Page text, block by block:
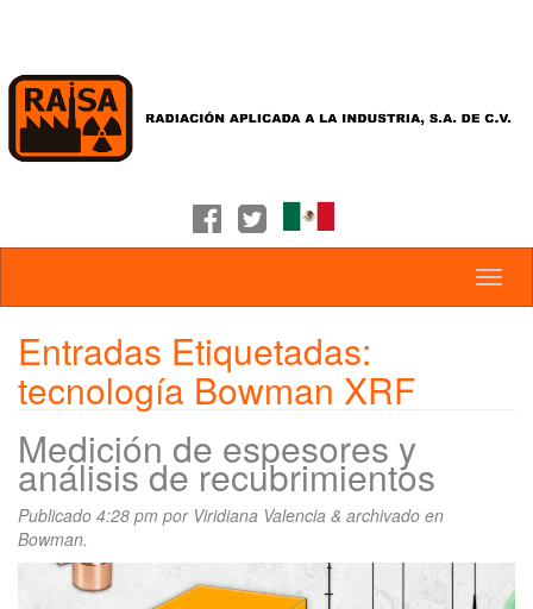
Entradas Etiquetadas:
tecnología Bowman XRF
Medición de espesores y
análisis de recubrimientos
Publicado 4:28 pm por Viridiana Valencia & archivado en
Bowman.